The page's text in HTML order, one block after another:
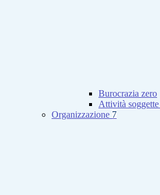
Burocrazia zero
Attività
Organizzazione 7